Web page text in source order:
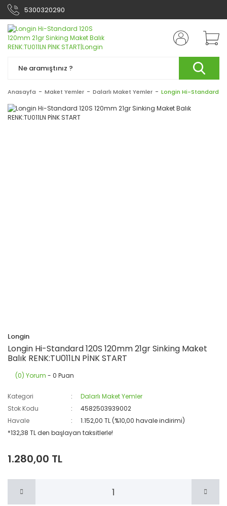
5300320290
Anasayfa Maket Yemler Dalarlı Maket Yemler Longin Hi-Standard
Longin
Longin Hi-Standard 120S 120mm 21gr Sinking Maket
Balık RENK:TU011LN PİNK START
(0) Yorum - 0 Puan
Kategori
Dalarlı Maket Yemler
Stok Kodu
4582503939002
Havale
1.152,00 TL (%10,00 havale indirimi)
*132,38 TL den başlayan taksitlerle!
1.280,00 TL